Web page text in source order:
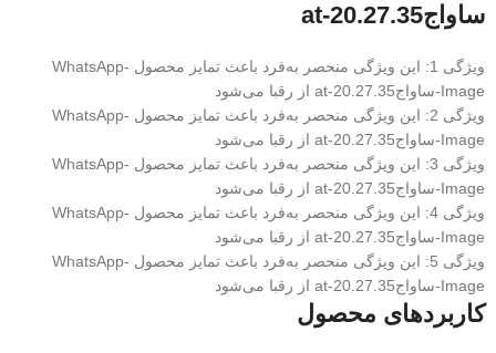
ساواجat-20.27.35
ویژگی 1: این ویژگی منحصر به‌فرد باعث تمایز محصول WhatsApp-
Image-ساواجat-20.27.35 از رقبا می‌شود
ویژگی 2: این ویژگی منحصر به‌فرد باعث تمایز محصول WhatsApp-
Image-ساواجat-20.27.35 از رقبا می‌شود
ویژگی 3: این ویژگی منحصر به‌فرد باعث تمایز محصول WhatsApp-
Image-ساواجat-20.27.35 از رقبا می‌شود
ویژگی 4: این ویژگی منحصر به‌فرد باعث تمایز محصول WhatsApp-
Image-ساواجat-20.27.35 از رقبا می‌شود
ویژگی 5: این ویژگی منحصر به‌فرد باعث تمایز محصول WhatsApp-
Image-ساواجat-20.27.35 از رقبا می‌شود
کاربردهای محصول